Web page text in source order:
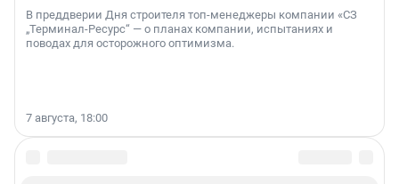
В преддверии Дня строителя топ-менеджеры компании «СЗ
„Терминал-Ресурс“ — о планах компании, испытаниях и
поводах для осторожного оптимизма.
7 августа, 18:00